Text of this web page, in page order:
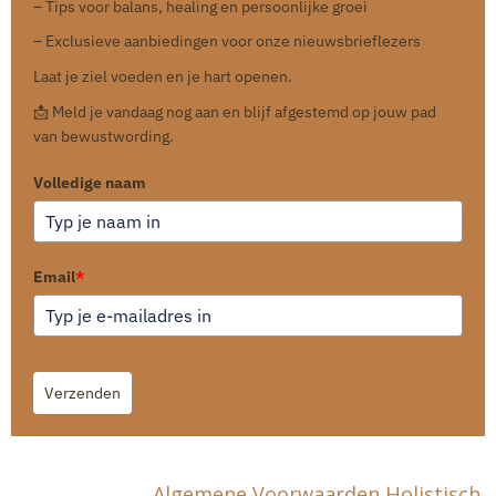
– Tips voor balans, healing en persoonlijke groei
– Exclusieve aanbiedingen voor onze nieuwsbrieflezers
Laat je ziel voeden en je hart openen.
📩 Meld je vandaag nog aan en blijf afgestemd op jouw pad
van bewustwording.
Volledige naam
Email*
Verzenden